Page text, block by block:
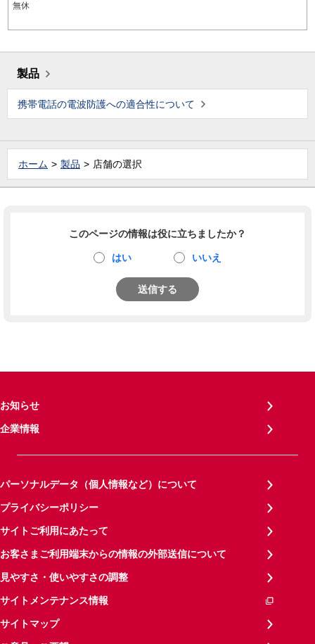
無休
製品
携帯電話の電波防護への適合性について
ホーム 製品 店舗の選択
このページの情報は役に立ちましたか？
はい いいえ
送信する
お知らせ
企業情報
パーソナルデータ（個人情報など）について
プライバシーポリシー
サイトご利用にあたって
お客さまご利用端末からの情報の外部送信について
見やすさ・使いやすさの調整
サイトメンテナンス情報
サイトマップ